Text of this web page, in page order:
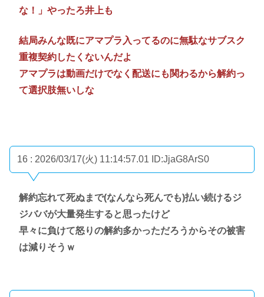
な！」やったろ井上も
結局みんな既にアマプラ入ってるのに無駄なサブスク
重複契約したくないんだよ
アマプラは動画だけでなく配送にも関わるから解約っ
て選択肢無いしな
16 : 2026/03/17(火) 11:14:57.01 ID:JjaG8ArS0
解約忘れて死ぬまで(なんなら死んでも)払い続けるジ
ジババが大量発生すると思ったけど
早々に負けて怒りの解約多かっただろうからその被害
は減りそうｗ